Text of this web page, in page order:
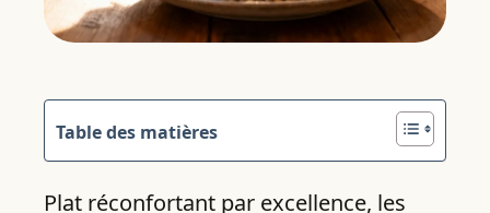
Table des matières
Plat réconfortant par excellence, les